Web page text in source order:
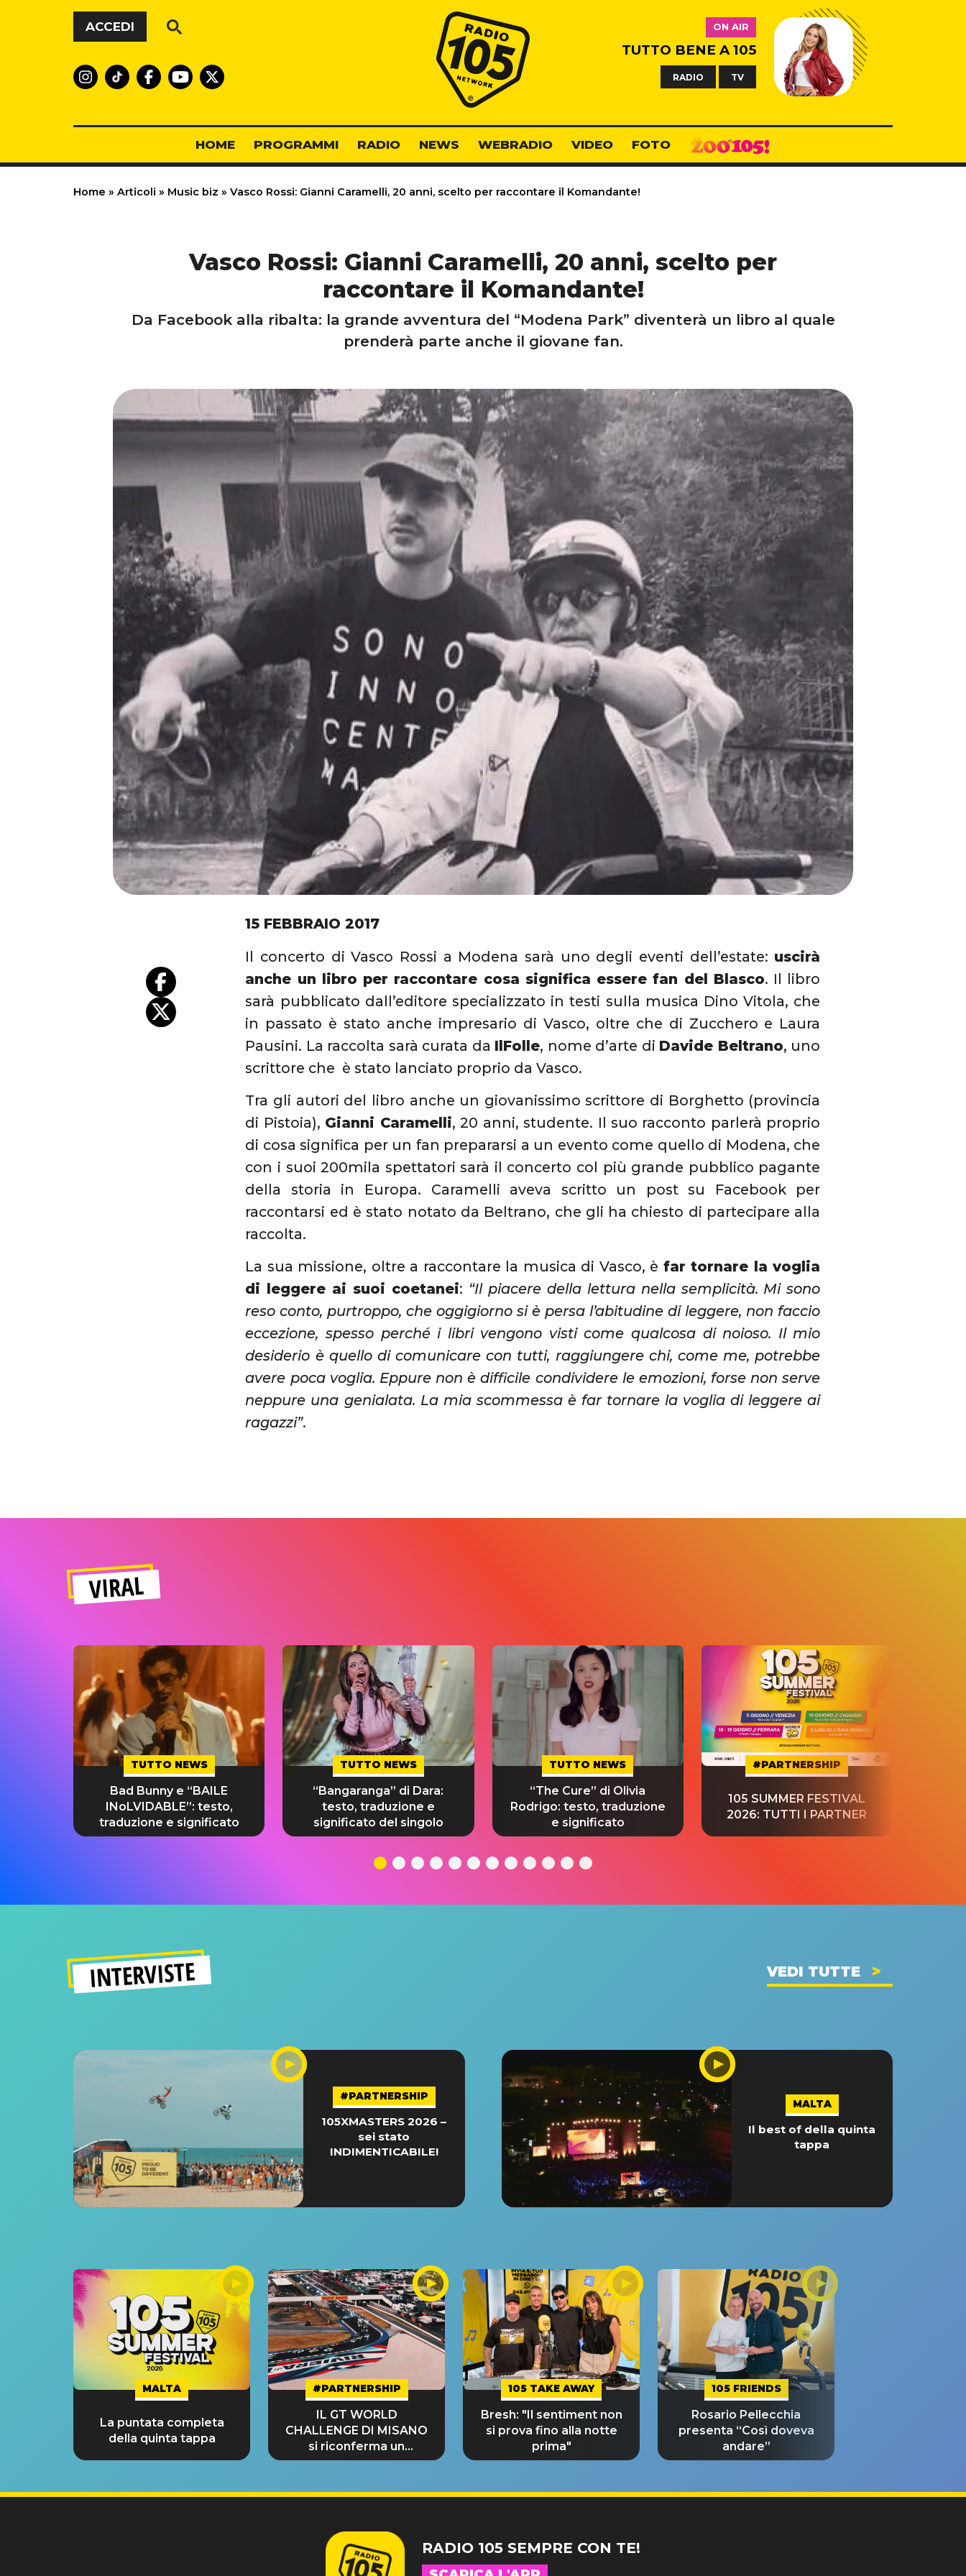
Vai al contenuto
ACCEDI
Radio 105
ON AIR
TUTTO BENE A 105
RADIO TV
HOME PROGRAMMI RADIO NEWS WEBRADIO VIDEO FOTO
Home » Articoli » Music biz » Vasco Rossi: Gianni Caramelli, 20 anni, scelto per raccontare il Komandante!
Vasco Rossi: Gianni Caramelli, 20 anni, scelto per
raccontare il Komandante!
Da Facebook alla ribalta: la grande avventura del “Modena Park” diventerà un libro al quale
prenderà parte anche il giovane fan.
15 FEBBRAIO 2017
Il concerto di Vasco Rossi a Modena sarà uno degli eventi dell’estate: uscirà
anche un libro per raccontare cosa significa essere fan del Blasco. Il libro
sarà pubblicato dall’editore specializzato in testi sulla musica Dino Vitola, che
in passato è stato anche impresario di Vasco, oltre che di Zucchero e Laura
Pausini. La raccolta sarà curata da IlFolle, nome d’arte di Davide Beltrano, uno
scrittore che è stato lanciato proprio da Vasco.
Tra gli autori del libro anche un giovanissimo scrittore di Borghetto (provincia
di Pistoia), Gianni Caramelli, 20 anni, studente. Il suo racconto parlerà proprio
di cosa significa per un fan prepararsi a un evento come quello di Modena, che
con i suoi 200mila spettatori sarà il concerto col più grande pubblico pagante
della storia in Europa. Caramelli aveva scritto un post su Facebook per
raccontarsi ed è stato notato da Beltrano, che gli ha chiesto di partecipare alla
raccolta.
La sua missione, oltre a raccontare la musica di Vasco, è far tornare la voglia
di leggere ai suoi coetanei: “Il piacere della lettura nella semplicità. Mi sono
reso conto, purtroppo, che oggigiorno si è persa l’abitudine di leggere, non faccio
eccezione, spesso perché i libri vengono visti come qualcosa di noioso. Il mio
desiderio è quello di comunicare con tutti, raggiungere chi, come me, potrebbe
avere poca voglia. Eppure non è difficile condividere le emozioni, forse non serve
neppure una genialata. La mia scommessa è far tornare la voglia di leggere ai
ragazzi”.
VIRAL
TUTTO NEWS
Bad Bunny e “BAILE
INoLVIDABLE”: testo,
traduzione e significato
TUTTO NEWS
“Bangaranga” di Dara:
testo, traduzione e
significato del singolo
TUTTO NEWS
“The Cure” di Olivia
Rodrigo: testo, traduzione
e significato
#PARTNERSHIP
105 SUMMER FESTIVAL
2026: TUTTI I PARTNER
INTERVISTE VEDI TUTTE
#PARTNERSHIP
105XMASTERS 2026 –
sei stato
INDIMENTICABILE!
MALTA
Il best of della quinta
tappa
MALTA
La puntata completa
della quinta tappa
#PARTNERSHIP
IL GT WORLD
CHALLENGE DI MISANO
si riconferma un
GRANDE SUCCESSO!
105 TAKE AWAY
Bresh: "Il sentiment non
si prova fino alla notte
prima"
105 FRIENDS
Rosario Pellecchia
presenta “Così doveva
andare”
RADIO 105 SEMPRE CON TE!